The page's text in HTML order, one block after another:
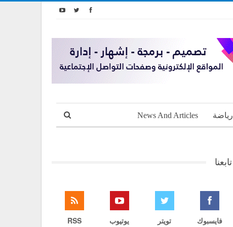
رياضة News And Articles
تابعنا
فايسبوك تويتر يوتيوب RSS